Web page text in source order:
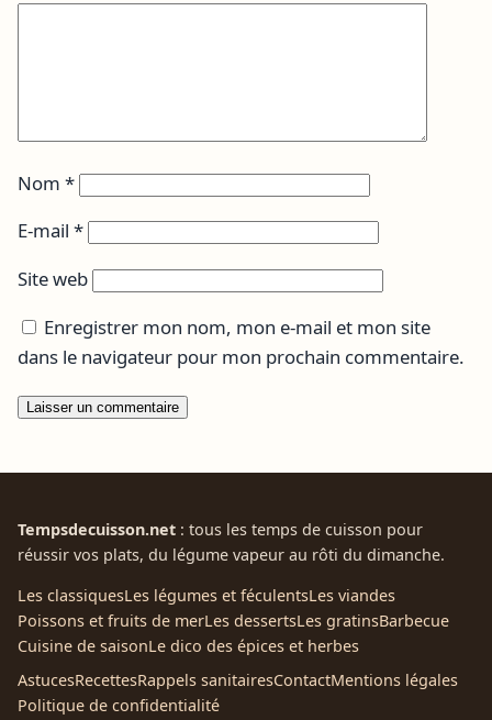
Nom *
E-mail *
Site web
Enregistrer mon nom, mon e-mail et mon site
dans le navigateur pour mon prochain commentaire.
Tempsdecuisson.net : tous les temps de cuisson pour
réussir vos plats, du légume vapeur au rôti du dimanche.
Les classiquesLes légumes et féculentsLes viandes
Poissons et fruits de merLes dessertsLes gratinsBarbecue
Cuisine de saisonLe dico des épices et herbes
AstucesRecettesRappels sanitairesContactMentions légales
Politique de confidentialité